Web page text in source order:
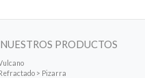
NUESTROS PRODUCTOS
> Pizarra